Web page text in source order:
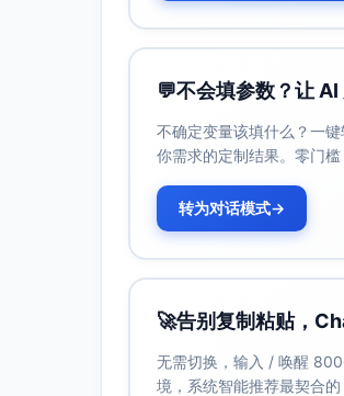
3. 响应式行为
尺寸调整：
按钮应可根据屏
钮（56dp高）。
当屏幕为小尺寸
排布与间距：
保持按钮之间的
在响应式设计中
断点优化：
在大屏设备（如
可拖动能力（进阶功能
💬不会填参数？让 AI
不确定变量该填什么？一
你需求的定制结果。零门槛
转为对话模式→
🚀告别复制粘贴，
无需切换，输入 / 唤醒
境，系统智能推荐最契合